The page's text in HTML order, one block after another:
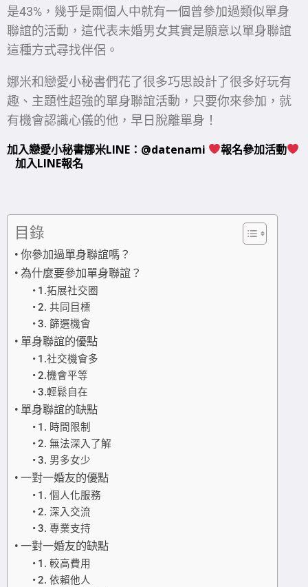
是43%，幾乎是兩個人中就有一個曾參加過類似單身
聯誼的活動，這代表未婚男女其實是願意以單身聯誼
這種方式尋找伴侶。
娜米和戀愛小秘書們花了很多巧思設計了很多好玩有
趣、主題性超強的單身聯誼活動，只要你來參加，就
有機會認識心儀的他，早日脫離單身！
加入戀愛小秘書娜米LINE：@datenami
報名參加活動
加入LINE報名
目錄
你參加過單身聯誼嗎？
為什麼要參加單身聯誼？
1.拓展社交圈
2. 共同目標
3. 篩選機會
單身聯誼的優點
1.社交機會多
2.機會平等
3.輕鬆自在
單身聯誼的缺點
1. 時間限制
2. 無法深入了解
3. 男多女少
一對一婚友的優點
1. 個人化服務
2. 深入交流
3. 專業支持
一對一婚友的缺點
1. 較高費用
2. 依賴他人